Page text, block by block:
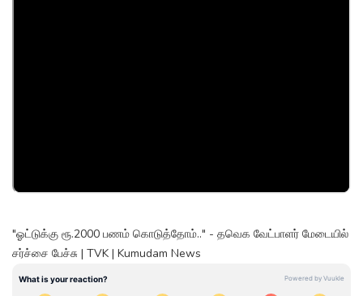
"ஓட்டுக்கு ரூ.2000 பணம் கொடுத்தோம்.." - தவெக வேட்பாளர் மேடையில்
சர்ச்சை பேச்சு | TVK | Kumudam News